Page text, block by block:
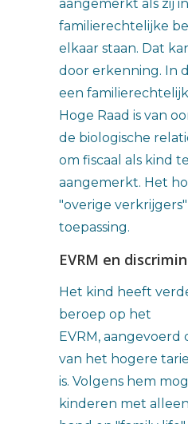
aangemerkt als zij
familierechtelijke
elkaar staan. Dat
door erkenning. In
een
Hoge Raad is van
de biologische
om fiscaal als kind
aangemerkt. Het
"overige
toepassing.
EVRM en
Het kind heeft
beroep op het
EVRM, aangevoerd
van het hogere
is. Volgens hem
kinderen met